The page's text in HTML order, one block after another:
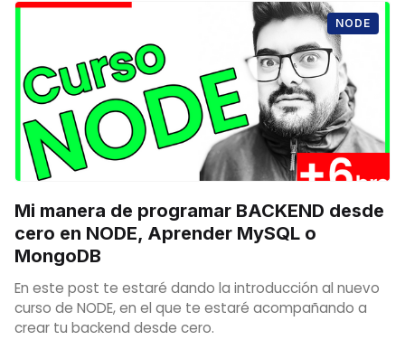
NODE
Mi manera de programar BACKEND desde
cero en NODE, Aprender MySQL o
MongoDB
En este post te estaré dando la introducción al nuevo
curso de NODE, en el que te estaré acompañando a
crear tu backend desde cero.